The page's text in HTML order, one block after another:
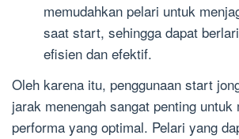
memudahkan pelari untuk
saat start, sehingga dapat
efisien dan efektif.
Oleh karena itu, penggunaan start
jarak menengah sangat penting untuk
performa yang optimal. Pelari yang